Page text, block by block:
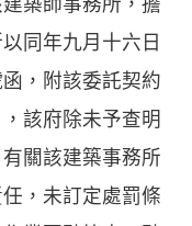
同年九月十六日
，附該委託契約
該府除未予查明
關該建築事務所
，未訂定處罰條